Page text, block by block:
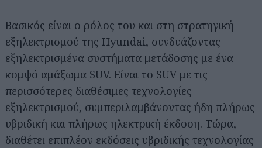
Βασικός είναι ο ρόλος του και στη στρατηγική
εξηλεκτρισμού της Hyundai, συνδυάζοντας
εξηλεκτρισμένα συστήματα μετάδοσης με ένα
κομψό αμάξωμα SUV. Είναι το SUV με τις
περισσότερες διαθέσιμες τεχνολογίες
εξηλεκτρισμού, συμπεριλαμβάνοντας ήδη πλήρως
υβριδική και πλήρως ηλεκτρική έκδοση. Τώρα,
διαθέτει επιπλέον εκδόσεις υβριδικής τεχνολογίας